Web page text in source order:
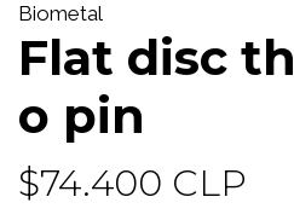
Biometal
Flat disc
o pin
$74.400 CLP